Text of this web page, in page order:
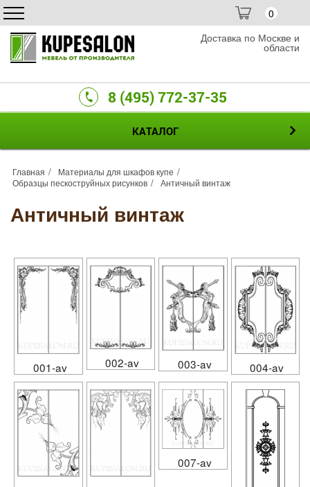
0
Доставка по Москве и
области
8 (495) 772-37-35
КАТАЛОГ
Главная
Материалы для шкафов купе
Образцы пескоструйных рисунков
Античный винтаж
Античный винтаж
001-av 002-av 003-av 004-av
007-av